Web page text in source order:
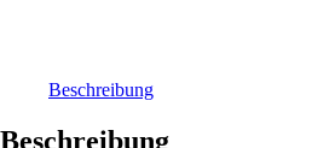
Beschreibung
Beschreibung